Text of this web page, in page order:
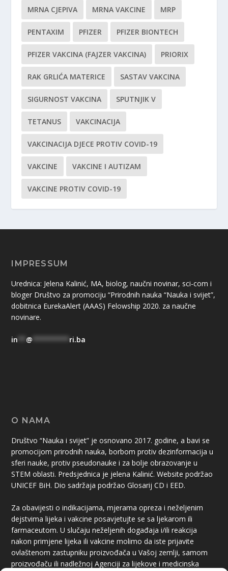
MRNA CJEPIVA MRNA VAKCINE MRP
PENTAXIM PFIZER PFIZER BIONTECH
PFIZER VAKCINA (FAJZER VAKCINA) PRIORIX
RAK GRLIĆA MATERICE SASTAV VAKCINA
SIGURNOST VAKCINA SPUTNJIK V
TETANUS VAKCINACIJA
VAKCINACIJA DJECE PROTIV COVID-19
VAKCINE VAKCINE I AUTIZAM
VAKCINE PROTIV COVID-19
IMPRESSUM
Urednica: Jelena Kalinić, MA, biolog, naučni novinar, sci-com i
bloger Društvo za promociju “Prirodnih nauka “Nauka i svijet”,
dobitnica EurekaAlert (AAAS) Felowship 2020. za naučne
novinare.
in ** @ ********* ri.ba
O NAMA
Društvo “Nauka i svijet” je osnovano 2017. godine, a bavi se
promocijom prirodnih nauka, borbom protiv dezinformacija u
sferi nauke, protiv pseudonauke i za bolje obrazovanje u
STEM oblasti. Predsjednica je jelena Kalinić. Website podržao
UNICEF BiH. Dio sadržaja podržao Glosarij CD i EED.
Za obavijesti o indikacijama, mjerama opreza i neželjenim
dejstvima lijeka i vakcine posavjetujte se sa ljekarom ili
farmaceutom. U slučaju neželjenih događaja i/ili reakcija
nakon primjene lijeka ili vakcine molimo da iste prijavite
ovlaštenom zastupniku proizvođača u Vašoj zemlji, samom
proizvođaču ili nadležnoj Agenciji za lijekove i medicinska